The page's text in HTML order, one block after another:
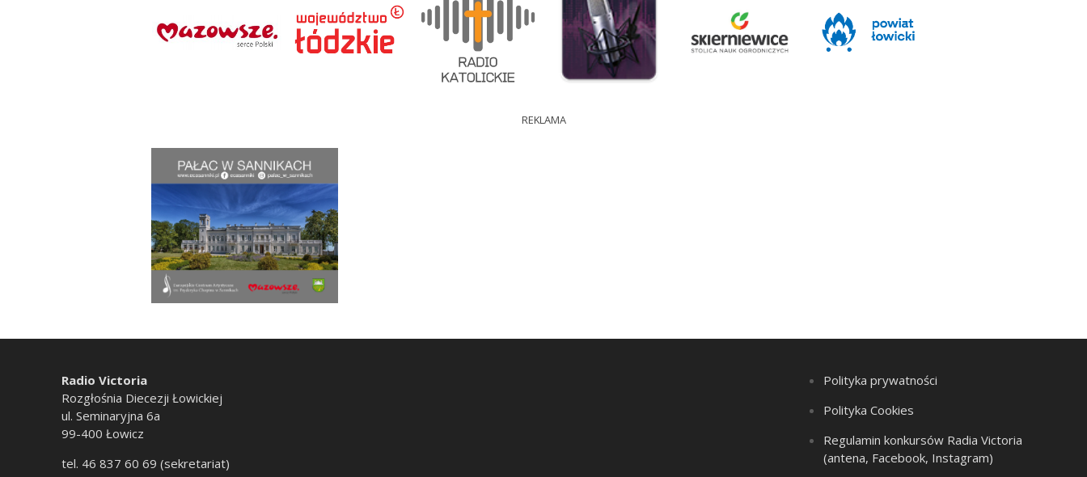
REKLAMA
Radio Victoria
Rozgłośnia Diecezji Łowickiej
ul. Seminaryjna 6a
99-400 Łowicz
tel. 46 837 60 69 (sekretariat)
Polityka prywatności
Polityka Cookies
Regulamin konkursów Radia Victoria
(antena, Facebook, Instagram)